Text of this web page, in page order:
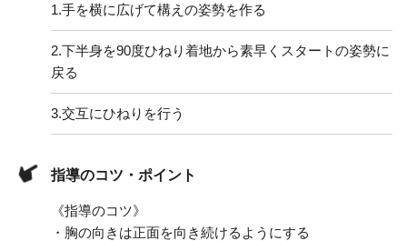
1.手を横に広げて構えの姿勢を作る
2.下半身を90度ひねり着地から素早くスタートの姿勢に
戻る
3.交互にひねりを行う
指導のコツ・ポイント
《指導のコツ》
・胸の向きは正面を向き続けるようにする